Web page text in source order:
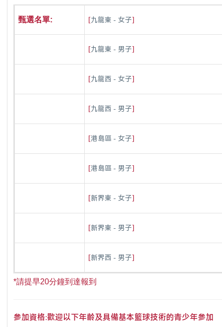
甄選名單: [九龍東 - 女子]
[九龍東 - 男子]
[九龍西 - 女子]
[九龍西 - 男子]
[港島區 - 女子]
[港島區 - 男子]
[新界東 - 女子]
[新界東 - 男子]
[新界西 - 男子]
*請提早20分鐘到達報到
參加資格:歡迎以下年齡及具備基本籃球技術的青少年參加